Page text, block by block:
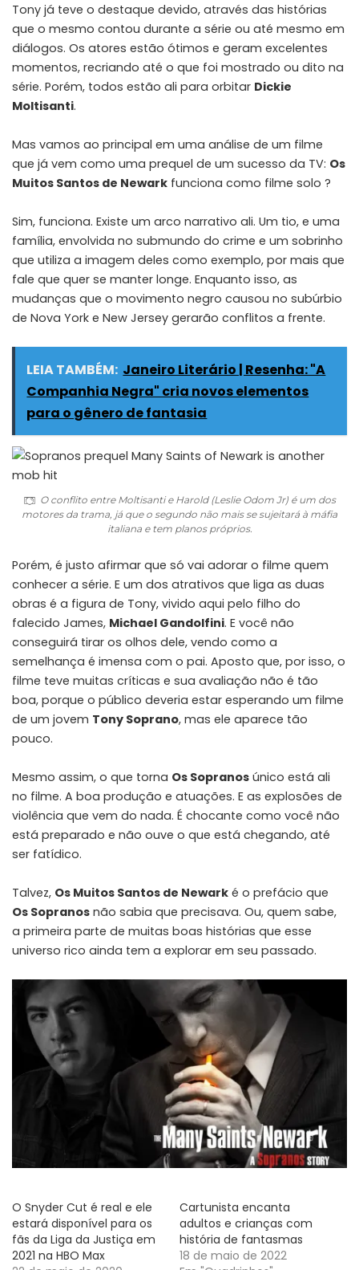
Tony já teve o destaque devido, através das histórias
que o mesmo contou durante a série ou até mesmo em
diálogos. Os atores estão ótimos e geram excelentes
momentos, recriando até o que foi mostrado ou dito na
série. Porém, todos estão ali para orbitar Dickie
Moltisanti.
Mas vamos ao principal em uma análise de um filme
que já vem como uma prequel de um sucesso da TV: Os
Muitos Santos de Newark funciona como filme solo ?
Sim, funciona. Existe um arco narrativo ali. Um tio, e uma
família, envolvida no submundo do crime e um sobrinho
que utiliza a imagem deles como exemplo, por mais que
fale que quer se manter longe. Enquanto isso, as
mudanças que o movimento negro causou no subúrbio
de Nova York e New Jersey gerarão conflitos a frente.
LEIA TAMBÉM: Janeiro Literário | Resenha: "A
Companhia Negra" cria novos elementos
para o gênero de fantasia
O conflito entre Moltisanti e Harold (Leslie Odom Jr) é um dos
motores da trama, já que o segundo não mais se sujeitará à máfia
italiana e tem planos próprios.
Porém, é justo afirmar que só vai adorar o filme quem
conhecer a série. E um dos atrativos que liga as duas
obras é a figura de Tony, vivido aqui pelo filho do
falecido James, Michael Gandolfini. E você não
conseguirá tirar os olhos dele, vendo como a
semelhança é imensa com o pai. Aposto que, por isso, o
filme teve muitas críticas e sua avaliação não é tão
boa, porque o público deveria estar esperando um filme
de um jovem Tony Soprano, mas ele aparece tão
pouco.
Mesmo assim, o que torna Os Sopranos único está ali
no filme. A boa produção e atuações. E as explosões de
violência que vem do nada. É chocante como você não
está preparado e não ouve o que está chegando, até
ser fatídico.
Talvez, Os Muitos Santos de Newark é o prefácio que
Os Sopranos não sabia que precisava. Ou, quem sabe,
a primeira parte de muitas boas histórias que esse
universo rico ainda tem a explorar em seu passado.
O Snyder Cut é real e ele
estará disponível para os
fãs da Liga da Justiça em
2021 na HBO Max
Cartunista encanta
adultos e crianças com
história de fantasmas
18 de maio de 2022